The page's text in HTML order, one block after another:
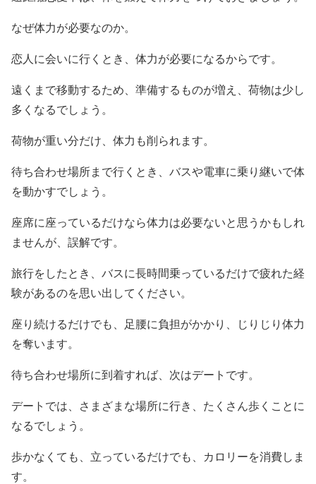
なぜ体力が必要なのか。
恋人に会いに行くとき、体力が必要になるからです。
遠くまで移動するため、準備するものが増え、荷物は少し
多くなるでしょう。
荷物が重い分だけ、体力も削られます。
待ち合わせ場所まで行くとき、バスや電車に乗り継いで体
を動かすでしょう。
座席に座っているだけなら体力は必要ないと思うかもしれ
ませんが、誤解です。
旅行をしたとき、バスに長時間乗っているだけで疲れた経
験があるのを思い出してください。
座り続けるだけでも、足腰に負担がかかり、じりじり体力
を奪います。
待ち合わせ場所に到着すれば、次はデートです。
デートでは、さまざまな場所に行き、たくさん歩くことに
なるでしょう。
歩かなくても、立っているだけでも、カロリーを消費しま
す。